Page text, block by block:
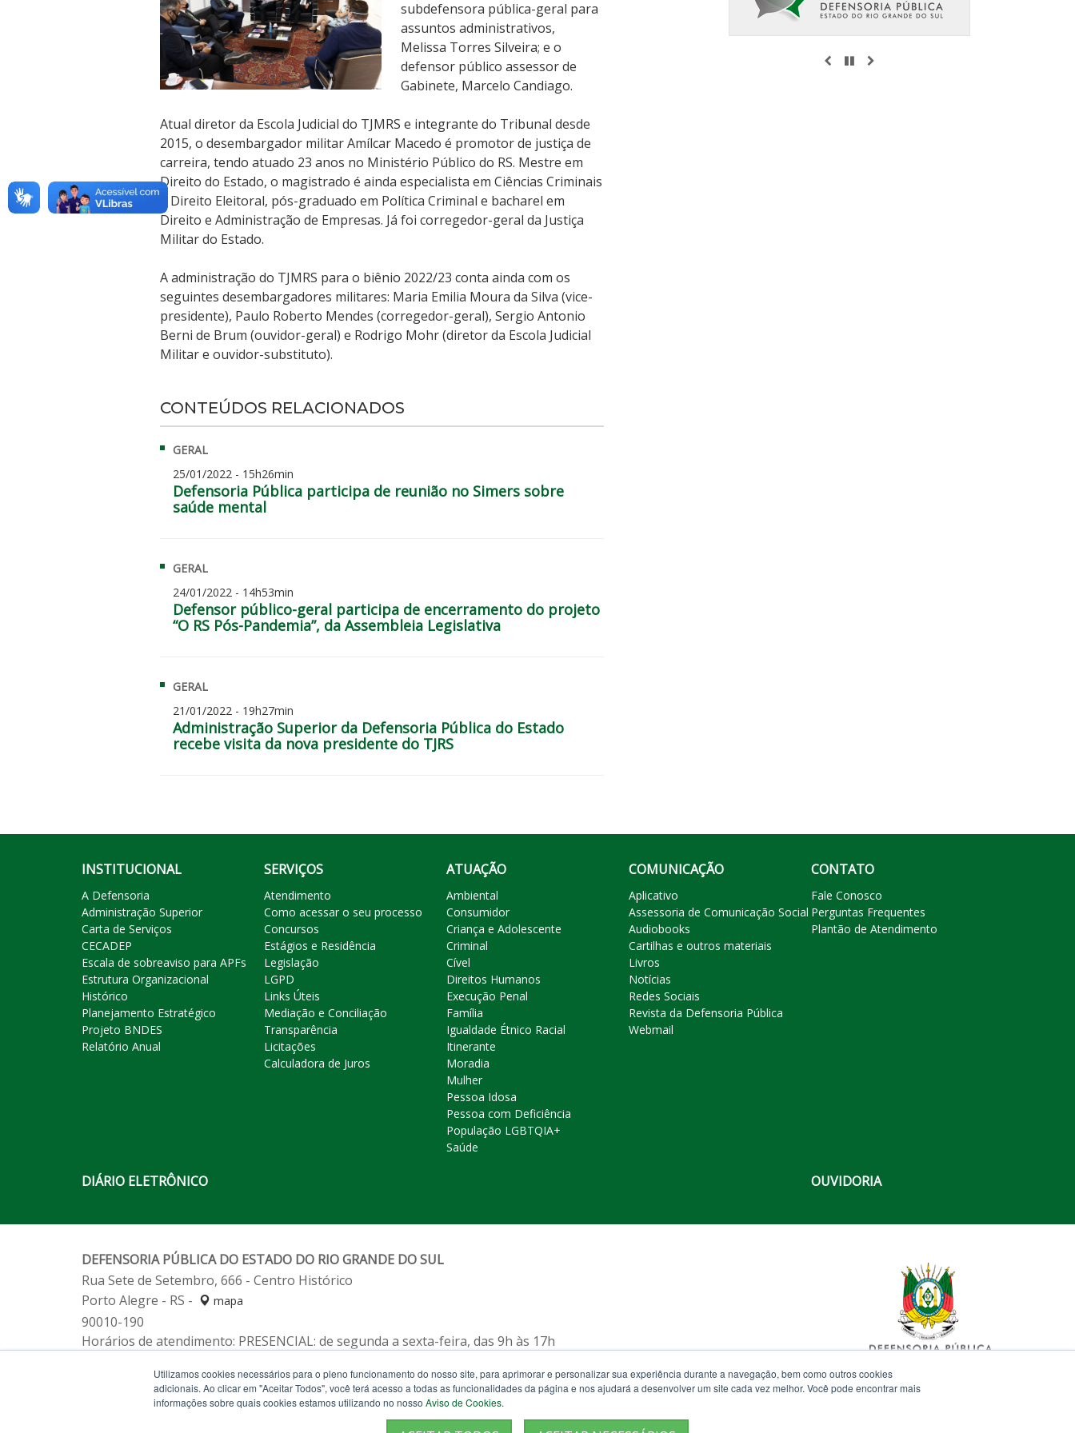
subdefensora pública-geral para
assuntos administrativos,
Melissa Torres Silveira; e o
defensor público assessor de
Gabinete, Marcelo Candiago.
Atual diretor da Escola Judicial do TJMRS e integrante do Tribunal desde
2015, o desembargador militar Amílcar Macedo é promotor de justiça de
carreira, tendo atuado 23 anos no Ministério Público do RS. Mestre em
Direito do Estado, o magistrado é ainda especialista em Ciências Criminais
e Direito Eleitoral, pós-graduado em Política Criminal e bacharel em
Direito e Administração de Empresas. Já foi corregedor-geral da Justiça
Militar do Estado.
A administração do TJMRS para o biênio 2022/23 conta ainda com os
seguintes desembargadores militares: Maria Emilia Moura da Silva (vice-
presidente), Paulo Roberto Mendes (corregedor-geral), Sergio Antonio
Berni de Brum (ouvidor-geral) e Rodrigo Mohr (diretor da Escola Judicial
Militar e ouvidor-substituto).
CONTEÚDOS RELACIONADOS
GERAL
25/01/2022 - 15h26min
Defensoria Pública participa de reunião no Simers sobre
saúde mental
GERAL
24/01/2022 - 14h53min
Defensor público-geral participa de encerramento do projeto
“O RS Pós-Pandemia”, da Assembleia Legislativa
GERAL
21/01/2022 - 19h27min
Administração Superior da Defensoria Pública do Estado
recebe visita da nova presidente do TJRS
ANTERIOR
PAUSAR
INSTITUCIONAL
A Defensoria
Administração Superior
Carta de Serviços
CECADEP
Escala de sobreaviso para APFs
Estrutura Organizacional
Histórico
Planejamento Estratégico
Projeto BNDES
Relatório Anual
SERVIÇOS
Atendimento
Como acessar o seu processo
Concursos
Estágios e Residência
Legislação
LGPD
Links Úteis
Mediação e Conciliação
Transparência
Licitações
Calculadora de Juros
ATUAÇÃO
Ambiental
Consumidor
Criança e Adolescente
Criminal
Cível
Direitos Humanos
Execução Penal
Família
Igualdade Étnico Racial
Itinerante
Moradia
Mulher
Pessoa Idosa
Pessoa com Deficiência
População LGBTQIA+
Saúde
COMUNICAÇÃO
Aplicativo
Assessoria de Comunicação Social
Audiobooks
Cartilhas e outros materiais
Livros
Notícias
Redes Sociais
Revista da Defensoria Pública
Webmail
CONTATO
Fale Conosco
Perguntas Frequentes
Plantão de Atendimento
DIÁRIO ELETRÔNICO OUVIDORIA
DEFENSORIA PÚBLICA DO ESTADO DO RIO GRANDE DO SUL
Rua Sete de Setembro, 666 - Centro Histórico
Porto Alegre - RS -
mapa
90010-190
Horários de atendimento: PRESENCIAL: de segunda a sexta-feira, das 9h às 17h
Alô Defensoria 129 (de segunda a sexta-feira, das 12h às 19h)
Utilizamos cookies necessários para o pleno funcionamento do nosso site, para aprimorar e personalizar sua experiência durante a navegação, bem como outros cookies
adicionais. Ao clicar em "Aceitar Todos", você terá acesso a todas as funcionalidades da página e nos ajudará a desenvolver um site cada vez melhor. Você pode encontrar mais
informações sobre quais cookies estamos utilizando no nosso Aviso de Cookies.